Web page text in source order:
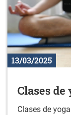
13/03/2025
Clases de
Clases de